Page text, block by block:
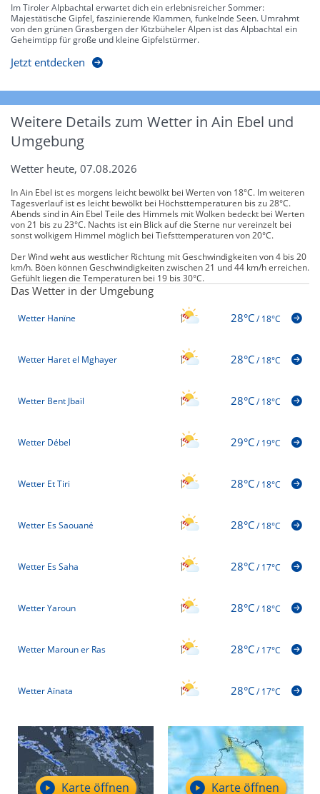
Im Tiroler Alpbachtal erwartet dich ein erlebnisreicher Sommer:
Majestätische Gipfel, faszinierende Klammen, funkelnde Seen. Umrahmt
von den grünen Grasbergen der Kitzbüheler Alpen ist das Alpbachtal ein
Geheimtipp für große und kleine Gipfelstürmer.
Jetzt entdecken
Weitere Details zum Wetter in Ain Ebel und
Umgebung
Wetter heute, 07.08.2026
In Ain Ebel ist es morgens leicht bewölkt bei Werten von 18°C. Im weiteren
Tagesverlauf ist es leicht bewölkt bei Höchsttemperaturen bis zu 28°C.
Abends sind in Ain Ebel Teile des Himmels mit Wolken bedeckt bei Werten
von 21 bis zu 23°C. Nachts ist ein Blick auf die Sterne nur vereinzelt bei
sonst wolkigem Himmel möglich bei Tiefsttemperaturen von 20°C.
Der Wind weht aus westlicher Richtung mit Geschwindigkeiten von 4 bis 20
km/h. Böen können Geschwindigkeiten zwischen 21 und 44 km/h erreichen.
Gefühlt liegen die Temperaturen bei 19 bis 30°C.
Das Wetter in der Umgebung
Wetter Hanïne 28°C/18°C
Wetter Haret el Mghayer 28°C/18°C
Wetter Bent Jbaïl 28°C/18°C
Wetter Débel 29°C/19°C
Wetter Et Tiri 28°C/18°C
Wetter Es Saouané 28°C/18°C
Wetter Es Saha 28°C/17°C
Wetter Yaroun 28°C/18°C
Wetter Maroun er Ras 28°C/17°C
Wetter Aïnata 28°C/17°C
Karte öffnen Karte öffnen